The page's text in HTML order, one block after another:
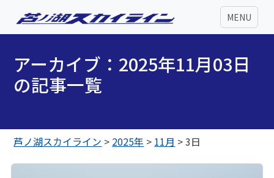
MENU
アーカイブ：2025年11月03日
の記事一覧
芦ノ湖スカイライン > 2025年 > 11月 >3日